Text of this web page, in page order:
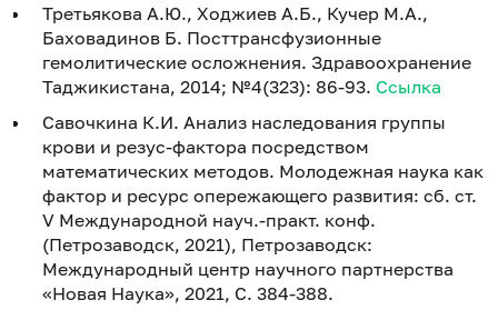
Третьякова А.Ю., Ходжиев А.Б., Кучер М.А.,
Баховадинов Б. Посттрансфузионные
гемолитические осложнения. Здравоохранение
Таджикистана, 2014; №4(323): 86-93. Ссылка
Савочкина К.И. Анализ наследования группы
крови и резус-фактора посредством
математических методов. Молодежная наука как
фактор и ресурс опережающего развития: сб. ст.
V Международной науч.-практ. конф.
(Петрозаводск, 2021), Петрозаводск:
Международный центр научного партнерства
«Новая Наука», 2021, С. 384-388.